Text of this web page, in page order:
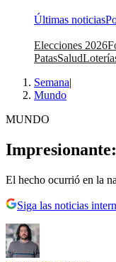
Últimas noticias
Elecciones 2026
PatasSalud
Semana|
Mundo
MUNDO
El hecho ocurrió en la
Siga las noticias